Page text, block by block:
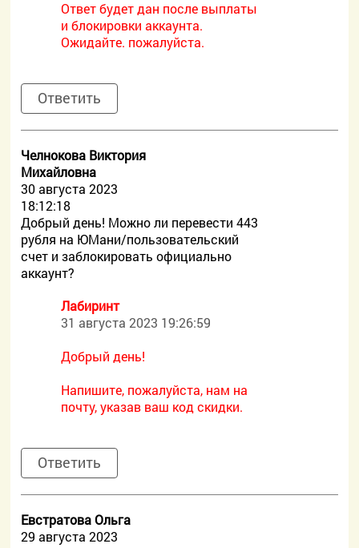
Ответ будет дан после выплаты
и блокировки аккаунта.
Ожидайте. пожалуйста.
Ответить
Челнокова Виктория
Михайловна
30 августа 2023
18:12:18
Добрый день! Можно ли перевести 443
рубля на ЮМани/пользовательский
счет и заблокировать официально
аккаунт?
Лабиринт
31 августа 2023 19:26:59
Добрый день!
Напишите, пожалуйста, нам на
почту, указав ваш код скидки.
Ответить
Евстратова Ольга
29 августа 2023